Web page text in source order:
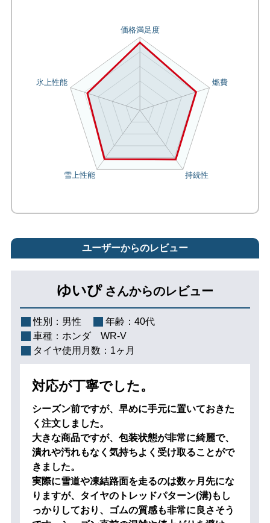
ユーザーからのレビュー
ゆいぴ さんからのレビュー
性別： 男性 年齢： 40代
車種： ホンダ WR-V
タイヤ使用月数： 1ヶ月
対応が丁寧でした。
シーズン前ですが、早めに手元に置いておきた
く注文しました。
大きな商品ですが、包装状態が非常に綺麗で、
潰れや汚れもなく気持ちよく受け取ることがで
きました。
実際に雪道や凍結路面を走るのは数ヶ月先にな
りますが、タイヤのトレッドパターン(溝)もし
っかりしており、ゴムの質感も非常に良さそう